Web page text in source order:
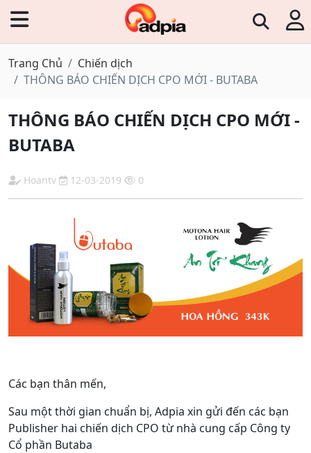
Trang Chủ
Chiến dịch
THÔNG BÁO CHIẾN DỊCH CPO MỚI - BUTABA
THÔNG BÁO CHIẾN DỊCH CPO MỚI -
BUTABA
Hoantv 12-03-2019 0
Các bạn thân mến,
Sau một thời gian chuẩn bị, Adpia xin gửi đến các bạn
Publisher hai chiến dịch CPO từ nhà cung cấp Công ty
Cổ phần Butaba